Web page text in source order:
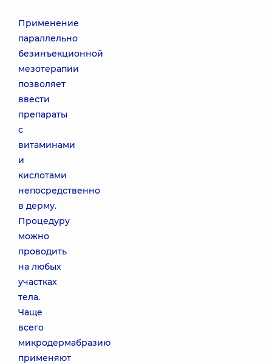
Применение
параллельно
безинъекционной
мезотерапии
позволяет
ввести
препараты
с
витаминами
и
кислотами
непосредственно
в дерму.
Процедуру
можно
проводить
на любых
участках
тела.
Чаще
всего
микродермабразию
применяют